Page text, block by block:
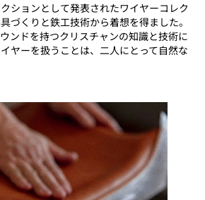
ションとして発表されたワイヤーコレク
づくりと鉄工技術から着想を得ました。
ンドを持つクリスチャンの知識と技術に
ヤーを扱うことは、二人にとって自然な
のレザーのコバをずれることなく同時に
。